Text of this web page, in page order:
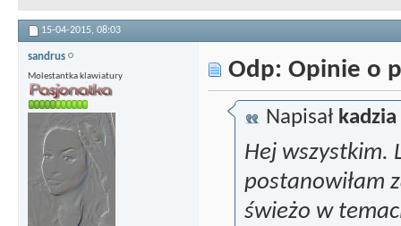
15-04-2015, 08:03
sandrus
Molestantka klawiatury Odp: Opinie o
Napisał kadzia
Hej wszystkim.
postanowiłam
świeżo w